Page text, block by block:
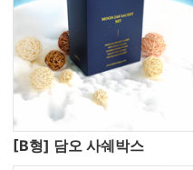
[B형] 담오 사쉐박스